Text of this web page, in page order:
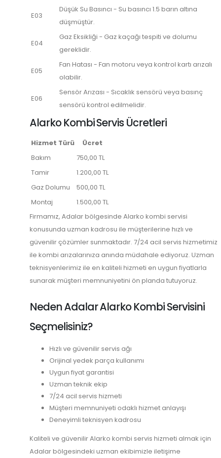
E03
Düşük Su Basıncı - Su basıncı 1.5 barın altına
düşmüştür.
E04
Gaz Eksikliği - Gaz kaçağı tespiti ve dolumu
gereklidir.
E05
Fan Hatası - Fan motoru veya kontrol kartı arızalı
olabilir.
E06
Sensör Arızası - Sıcaklık sensörü veya basınç
sensörü kontrol edilmelidir.
Alarko Kombi Servis Ücretleri
Hizmet Türü
Ücret
Bakım
750,00 TL
Tamir
1.200,00 TL
Gaz Dolumu
500,00 TL
Montaj
1.500,00 TL
Firmamız, Adalar bölgesinde Alarko kombi servisi
konusunda uzman kadrosu ile müşterilerine hızlı ve
güvenilir çözümler sunmaktadır. 7/24 acil servis hizmetimiz
ile kombi arızalarınıza anında müdahale ediyoruz. Uzman
teknisyenlerimiz ile en kaliteli hizmeti en uygun fiyatlarla
sunarak müşteri memnuniyetini ön planda tutuyoruz.
Neden Adalar Alarko Kombi Servisini
Seçmelisiniz?
Hızlı ve güvenilir servis ağı
Orijinal yedek parça kullanımı
Uygun fiyat garantisi
Uzman teknik ekip
7/24 acil servis hizmeti
Müşteri memnuniyeti odaklı hizmet anlayışı
Deneyimli teknisyen kadrosu
Kaliteli ve güvenilir Alarko kombi servis hizmeti almak için
Adalar bölgesindeki uzman ekibimizle iletişime